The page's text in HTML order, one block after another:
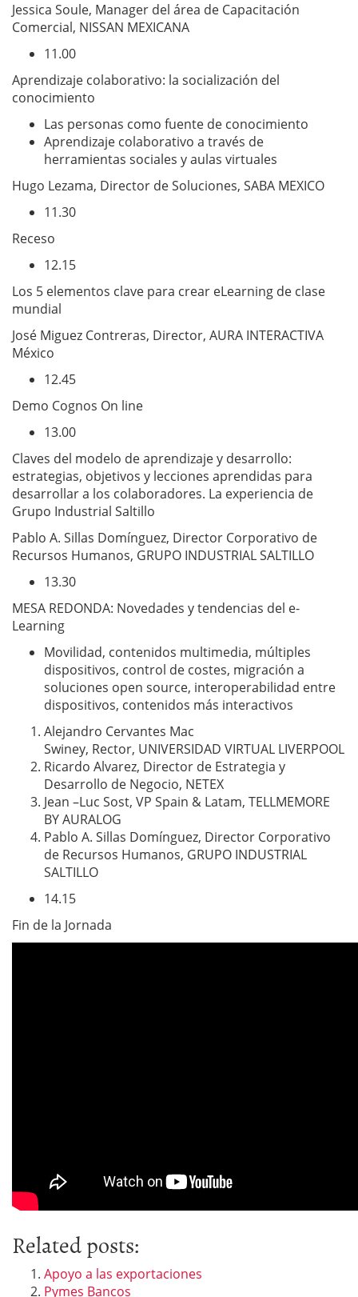
Jessica Soule, Manager del área de Capacitación
Comercial, NISSAN MEXICANA
11.00
Aprendizaje colaborativo: la socialización del
conocimiento
Las personas como fuente de conocimiento
Aprendizaje colaborativo a través de
herramientas sociales y aulas virtuales
Hugo Lezama, Director de Soluciones, SABA MEXICO
11.30
Receso
12.15
Los 5 elementos clave para crear eLearning de clase
mundial
José Miguez Contreras, Director, AURA INTERACTIVA
México
12.45
Demo Cognos On line
13.00
Claves del modelo de aprendizaje y desarrollo:
estrategias, objetivos y lecciones aprendidas para
desarrollar a los colaboradores. La experiencia de
Grupo Industrial Saltillo
Pablo A. Sillas Domínguez, Director Corporativo de
Recursos Humanos, GRUPO INDUSTRIAL SALTILLO
13.30
MESA REDONDA: Novedades y tendencias del e-
Learning
Movilidad, contenidos multimedia, múltiples
dispositivos, control de costes, migración a
soluciones open source, interoperabilidad entre
dispositivos, contenidos más interactivos
Alejandro Cervantes Mac
Swiney, Rector, UNIVERSIDAD VIRTUAL LIVERPOOL
Ricardo Alvarez, Director de Estrategia y
Desarrollo de Negocio, NETEX
Jean –Luc Sost, VP Spain & Latam, TELLMEMORE
BY AURALOG
Pablo A. Sillas Domínguez, Director Corporativo
de Recursos Humanos, GRUPO INDUSTRIAL
SALTILLO
14.15
Fin de la Jornada
Related posts:
Apoyo a las exportaciones
Pymes Bancos